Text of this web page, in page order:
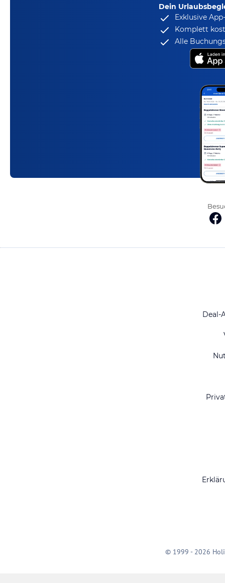
Dein
Exklusive
Komplett
Alle
Deal-
© 1999 - 2026